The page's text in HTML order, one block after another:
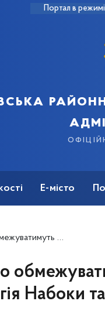
Портал в
Е-місто
Краківської у Дніпровському районі
Набоки та